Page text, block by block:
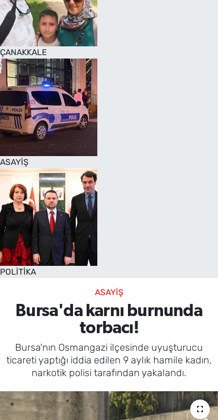
ÇANAKKALE
ASAYİŞ
POLİTİKA
ASAYİŞ
Bursa'da karnı burnunda
torbacı!
Bursa'nın Osmangazi ilçesinde uyuşturucu
ticareti yaptığı iddia edilen 9 aylık hamile kadın,
narkotik polisi tarafından yakalandı.
SAĞLIK
TV REHBERİ